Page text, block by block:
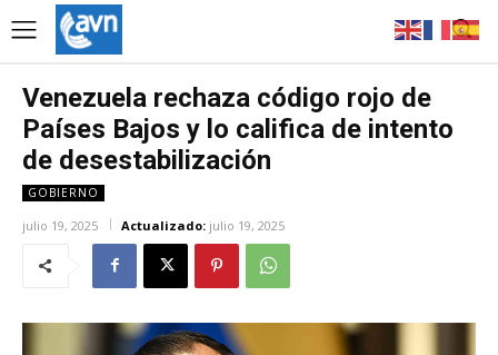
Venezuela rechaza código rojo de
Países Bajos y lo califica de intento
de desestabilización
GOBIERNO
julio 19, 2025 Actualizado: julio 19, 2025